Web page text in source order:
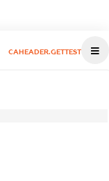
CAHEADER.GETTEST